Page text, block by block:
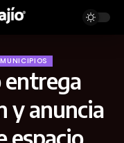
MUNICIPIOS
entrega
y anuncia
espacio